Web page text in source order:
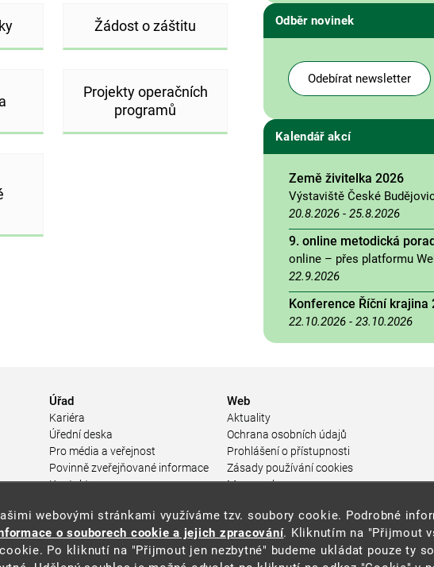
Žádost o záštitu
Projekty operačních
programů
Odběr novinek
Odebírat newsletter
Kalendář akcí
Země živitelka 2026
Výstaviště České
20.8.2026 - 25.8.2026
9. online metodická
online – přes platformu
22.9.2026
Konference Říční krajina
22.10.2026 - 23.10.2026
Úřad
Kariéra
Úřední deska
Pro média a veřejnost
Povinně zveřejňované informace
Kontakty
(PDF, 204 kB)
Web
Aktuality
Ochrana osobních údajů
Prohlášení o přístupnosti
Zásady používání cookies
Mapa webu
webovými stránkami využíváme tzv. soubory cookie. Podrobné
o souborech cookie a jejich zpracování. Kliknutím na "Přijmout
Po kliknutí na "Přijmout jen nezbytné" budeme ukládat pouze ty